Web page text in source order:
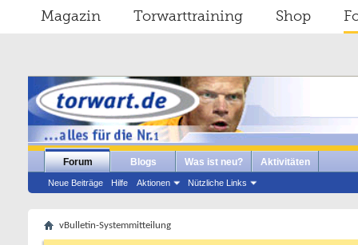
Magazin Torwarttraining Shop
Forum
Neue Beiträge Hilfe Aktionen Nützliche Links
Blogs Was ist neu? Aktivitäten
vBulletin-Systemmitteilung